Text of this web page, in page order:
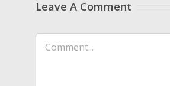
Leave A Comment
Comment